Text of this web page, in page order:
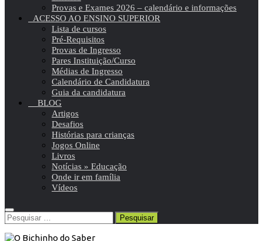
Provas e Exames 2026 – calendário e informações
ACESSO AO ENSINO SUPERIOR
Lista de cursos
Pré-Requisitos
Provas de Ingresso
Pares Instituição/Curso
Médias de Ingresso
Calendário de Candidatura
Guia da candidatura
BLOG
Artigos
Desafios
Histórias para crianças
Jogos Online
Livros
Notícias » Educação
Onde ir em família
Vídeos
Pesquisar
por: